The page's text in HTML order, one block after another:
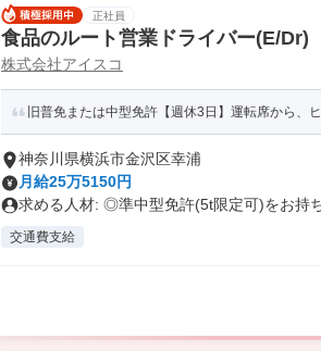
正社員
食品のルート営業ドライバー(E/Dr)
株式会社アイスコ
旧普免または中型免許【週休3日】運転席から、
神奈川県横浜市金沢区幸浦
月給25万5150円
求める人材: ◎準中型免許(5t限定可)をお持
交通費支給